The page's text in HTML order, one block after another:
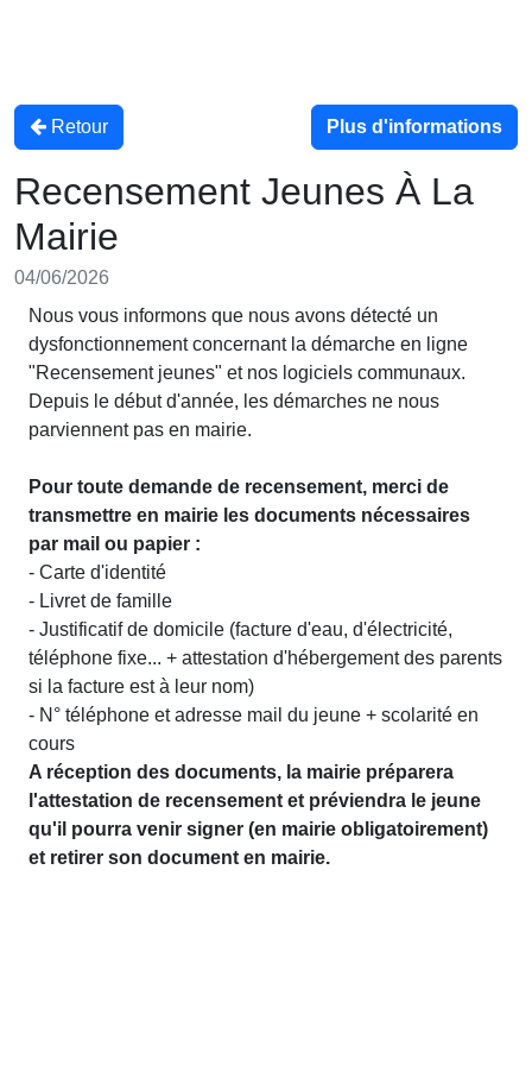
Retour Plus d'informations
Recensement Jeunes À La
Mairie
04/06/2026
Nous vous informons que nous avons détecté un
dysfonctionnement concernant la démarche en ligne
"Recensement jeunes" et nos logiciels communaux.
Depuis le début d'année, les démarches ne nous
parviennent pas en mairie.
Pour toute demande de recensement, merci de
transmettre en mairie les documents nécessaires
par mail ou papier :
- Carte d'identité
- Livret de famille
- Justificatif de domicile (facture d'eau, d'électricité,
téléphone fixe... + attestation d'hébergement des parents
si la facture est à leur nom)
- N° téléphone et adresse mail du jeune + scolarité en
cours
A réception des documents, la mairie préparera
l'attestation de recensement et préviendra le jeune
qu'il pourra venir signer (en mairie obligatoirement)
et retirer son document en mairie.